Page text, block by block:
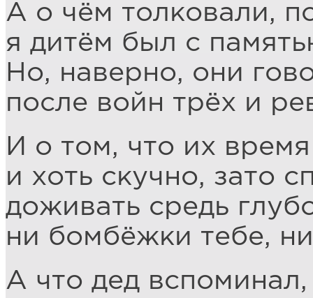
А о чём толковали,
я дитём был с
Но, наверно, они
после войн трёх и
И о том, что их
и хоть скучно, зато
доживать средь
ни бомбёжки тебе,
А что дед